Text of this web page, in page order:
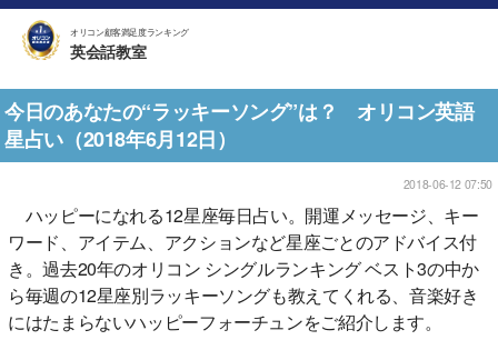
オリコン顧客満足度ランキング
英会話教室
今日のあなたの“ラッキーソング”は？ オリコン英語
星占い（2018年6月12日）
2018-06-12 07:50
ハッピーになれる12星座毎日占い。開運メッセージ、キー
ワード、アイテム、アクションなど星座ごとのアドバイス付
き。過去20年のオリコン シングルランキング ベスト3の中か
ら毎週の12星座別ラッキーソングも教えてくれる、音楽好き
にはたまらないハッピーフォーチュンをご紹介します。